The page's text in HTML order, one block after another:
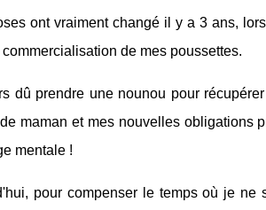
ont vraiment changé il y a 3 ans,
de mes poussettes.
dû prendre une nounou pour
maman et mes nouvelles obligations
mentale !
pour compenser le temps où je